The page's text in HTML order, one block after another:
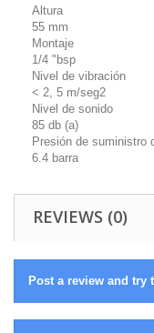
Altura
55 mm
Montaje
1/4 "bsp
Nivel de vibración
< 2, 5 m/seg2
Nivel de sonido
85 db (a)
Presión de suministro
6.4 barra
REVIEWS (0)
Post a review and try